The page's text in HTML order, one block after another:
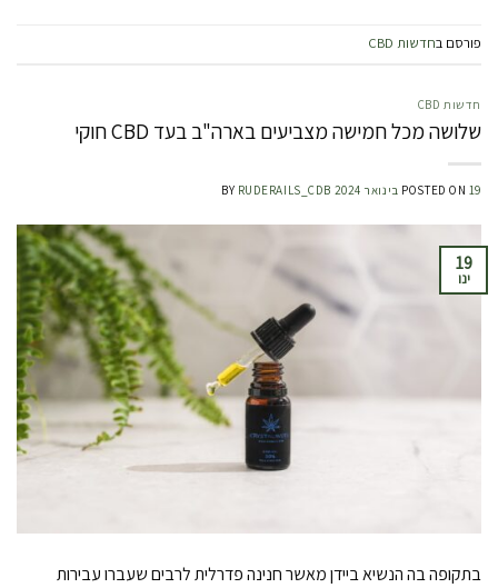
פורסם בחדשות CBD
חדשות CBD
שלושה מכל חמישה מצביעים בארה"ב בעד CBD חוקי
POSTED ON 19 בינואר 2024 BY RUDERAILS_CDB
19
ינו
בתקופה בה הנשיא ביידן מאשר חנינה פדרלית לרבים שעברו עבירות